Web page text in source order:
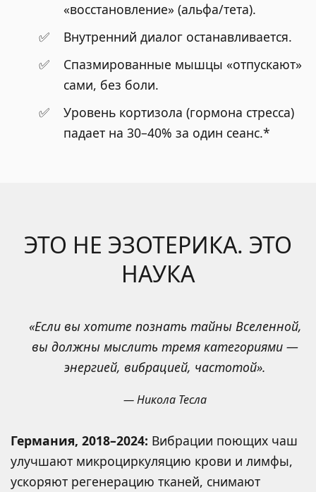
«восстановление» (альфа/тета).
Внутренний диалог останавливается.
Спазмированные мышцы «отпускают»
сами, без боли.
Уровень кортизола (гормона стресса)
падает на 30–40% за один сеанс.*
ЭТО НЕ ЭЗОТЕРИКА. ЭТО
НАУКА
«Если вы хотите познать тайны Вселенной,
вы должны мыслить тремя категориями —
энергией, вибрацией, частотой».
— Никола Тесла
Германия, 2018–2024: Вибрации поющих чаш
улучшают микроциркуляцию крови и лимфы,
ускоряют регенерацию тканей, снимают